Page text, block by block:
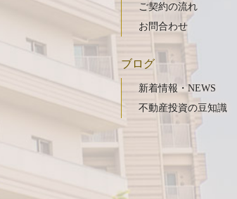
ご契約の流れ
お問合わせ
ブログ
新着情報・NEWS
不動産投資の豆知識